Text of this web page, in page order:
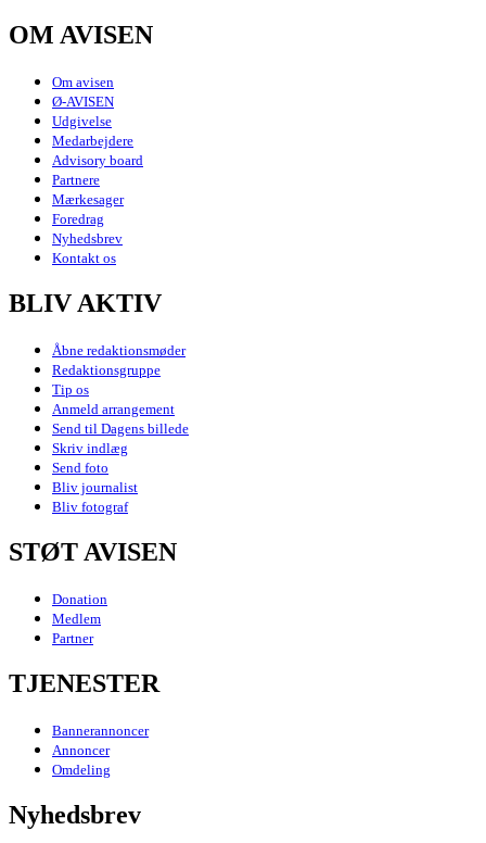
OM AVISEN
Om avisen
Ø-AVISEN
Udgivelse
Medarbejdere
Advisory board
Partnere
Mærkesager
Foredrag
Nyhedsbrev
Kontakt os
BLIV AKTIV
Åbne redaktionsmøder
Redaktionsgruppe
Tip os
Anmeld arrangement
Send til Dagens billede
Skriv indlæg
Send foto
Bliv journalist
Bliv fotograf
STØT AVISEN
Donation
Medlem
Partner
TJENESTER
Bannerannoncer
Annoncer
Omdeling
Nyhedsbrev